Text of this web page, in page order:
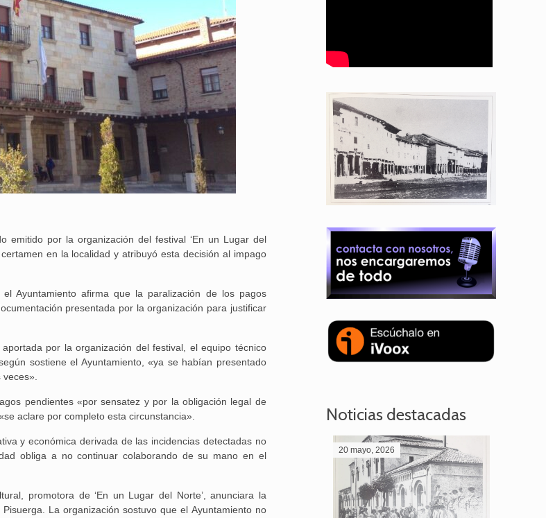
emitido por la organización del festival ‘En un Lugar del
en la localidad y atribuyó esta decisión al impago
Ayuntamiento afirma que la paralización de los pagos
presentada por la organización para justificar
por la organización del festival, el equipo técnico
sostiene el Ayuntamiento, «ya se habían presentado
pendientes «por sensatez y por la obligación legal de
aclare por completo esta circunstancia».
y económica derivada de las incidencias detectadas no
obliga a no continuar colaborando de su mano en el
promotora de ‘En un Lugar del Norte’, anunciara la
La organización sostuvo que el Ayuntamiento no
Noticias destacadas
25 febrero, 2026 20 mayo, 2026